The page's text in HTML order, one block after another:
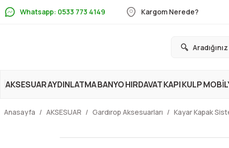
Whatsapp: 0533 773 4149 Kargom Nerede?
AKSESUARAYDINLATMABANYOHIRDAVATKAPIKULP
Anasayfa AKSESUAR Gardırop Aksesuarları Kayar Kapak